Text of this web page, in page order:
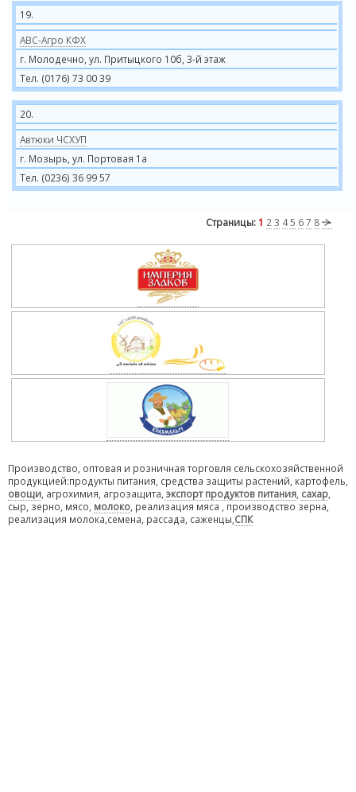
19.
АВС-Агро КФХ
г. Молодечно, ул. Притыцкого 10б, 3-й этаж
Тел. (0176) 73 00 39
20.
Автюки ЧСХУП
г. Мозырь, ул. Портовая 1а
Тел. (0236) 36 99 57
Страницы: 1 2 3 45 67 8
Производство, оптовая и розничная торговля сельскохозяйственной
продукцией:продукты питания, средства защиты растений, картофель,
овощи , агрохимия, агрозащита, экспорт продуктов питания сахар
сыр, зерно, мясо, молоко , реализация мяса , производство зерна,
реализация молока,семена, рассада, саженцы, СПК